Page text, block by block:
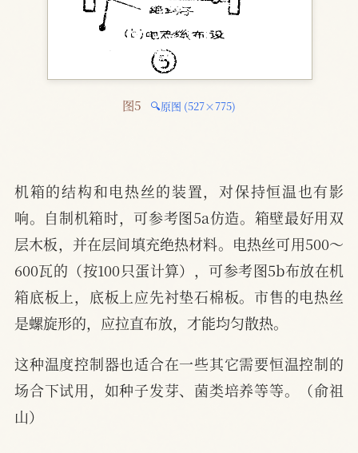
图5 🔍原图 (527×775)
机箱的结构和电热丝的装置，对保持恒温也有影
响。自制机箱时，可参考图5a仿造。箱壁最好用双
层木板，并在层间填充绝热材料。电热丝可用500～
600瓦的（按100只蛋计算），可参考图5b布放在机
箱底板上，底板上应先衬垫石棉板。市售的电热丝
是螺旋形的，应拉直布放，才能均匀散热。
这种温度控制器也适合在一些其它需要恒温控制的
场合下试用，如种子发芽、菌类培养等等。（俞祖
山）